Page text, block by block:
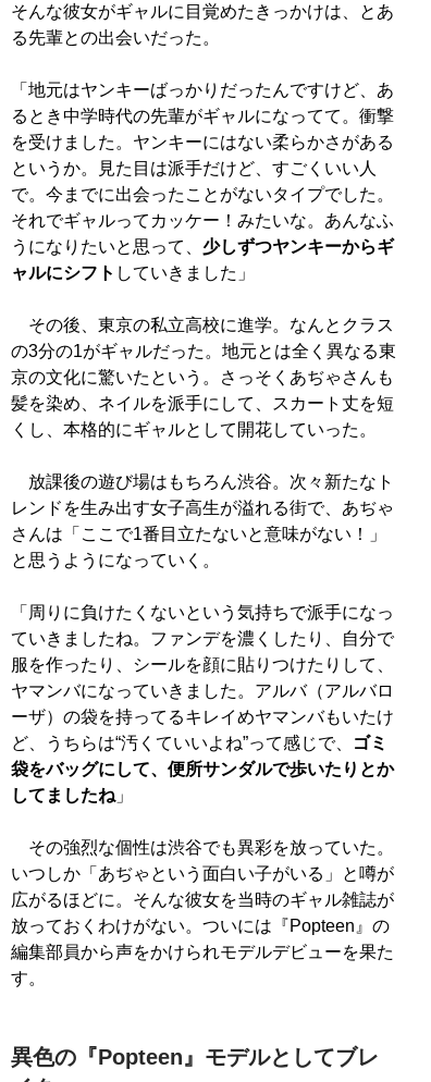
そんな彼女がギャルに目覚めたきっかけは、とあ
る先輩との出会いだった。
「地元はヤンキーばっかりだったんですけど、あ
るとき中学時代の先輩がギャルになってて。衝撃
を受けました。ヤンキーにはない柔らかさがある
というか。見た目は派手だけど、すごくいい人
で。今までに出会ったことがないタイプでした。
それでギャルってカッケー！みたいな。あんなふ
うになりたいと思って、 少しずつヤンキーからギ
ャルにシフト していきました」
その後、東京の私立高校に進学。なんとクラス
の3分の1がギャルだった。地元とは全く異なる東
京の文化に驚いたという。さっそくあぢゃさんも
髪を染め、ネイルを派手にして、スカート丈を短
くし、本格的にギャルとして開花していった。
放課後の遊び場はもちろん渋谷。次々新たなト
レンドを生み出す女子高生が溢れる街で、あぢゃ
さんは「ここで1番目立たないと意味がない！」
と思うようになっていく。
「周りに負けたくないという気持ちで派手になっ
ていきましたね。ファンデを濃くしたり、自分で
服を作ったり、シールを顔に貼りつけたりして、
ヤマンバになっていきました。アルバ（アルバロ
ーザ）の袋を持ってるキレイめヤマンバもいたけ
ど、うちらは“汚くていいよね”って感じで、
ゴミ
袋をバッグにして、便所サンダルで歩いたりとか
してましたね 」
その強烈な個性は渋谷でも異彩を放っていた。
いつしか「あぢゃという面白い子がいる」と噂が
広がるほどに。そんな彼女を当時のギャル雑誌が
放っておくわけがない。ついには『Popteen』の
編集部員から声をかけられモデルデビューを果た
す。
異色の『Popteen』モデルとしてブレ